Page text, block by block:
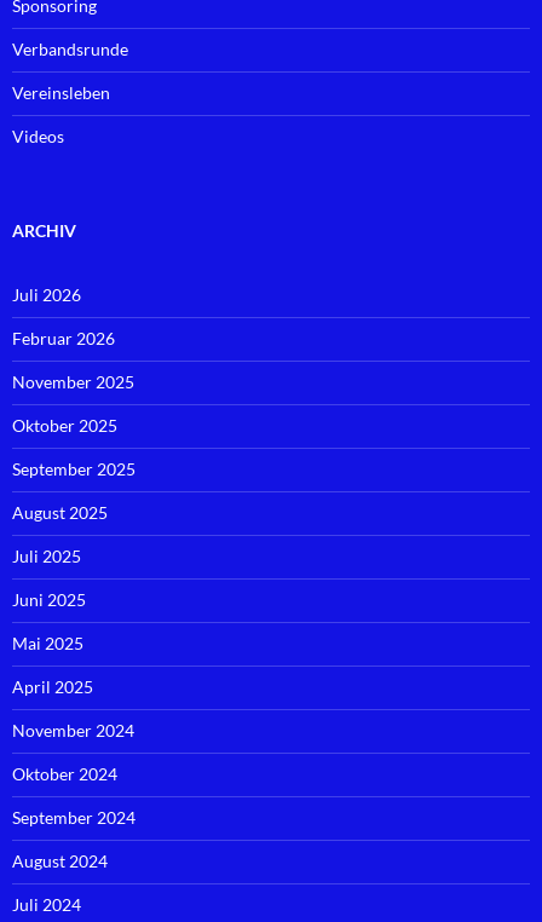
Sponsoring
Verbandsrunde
Vereinsleben
Videos
ARCHIV
Juli 2026
Februar 2026
November 2025
Oktober 2025
September 2025
August 2025
Juli 2025
Juni 2025
Mai 2025
April 2025
November 2024
Oktober 2024
September 2024
August 2024
Juli 2024